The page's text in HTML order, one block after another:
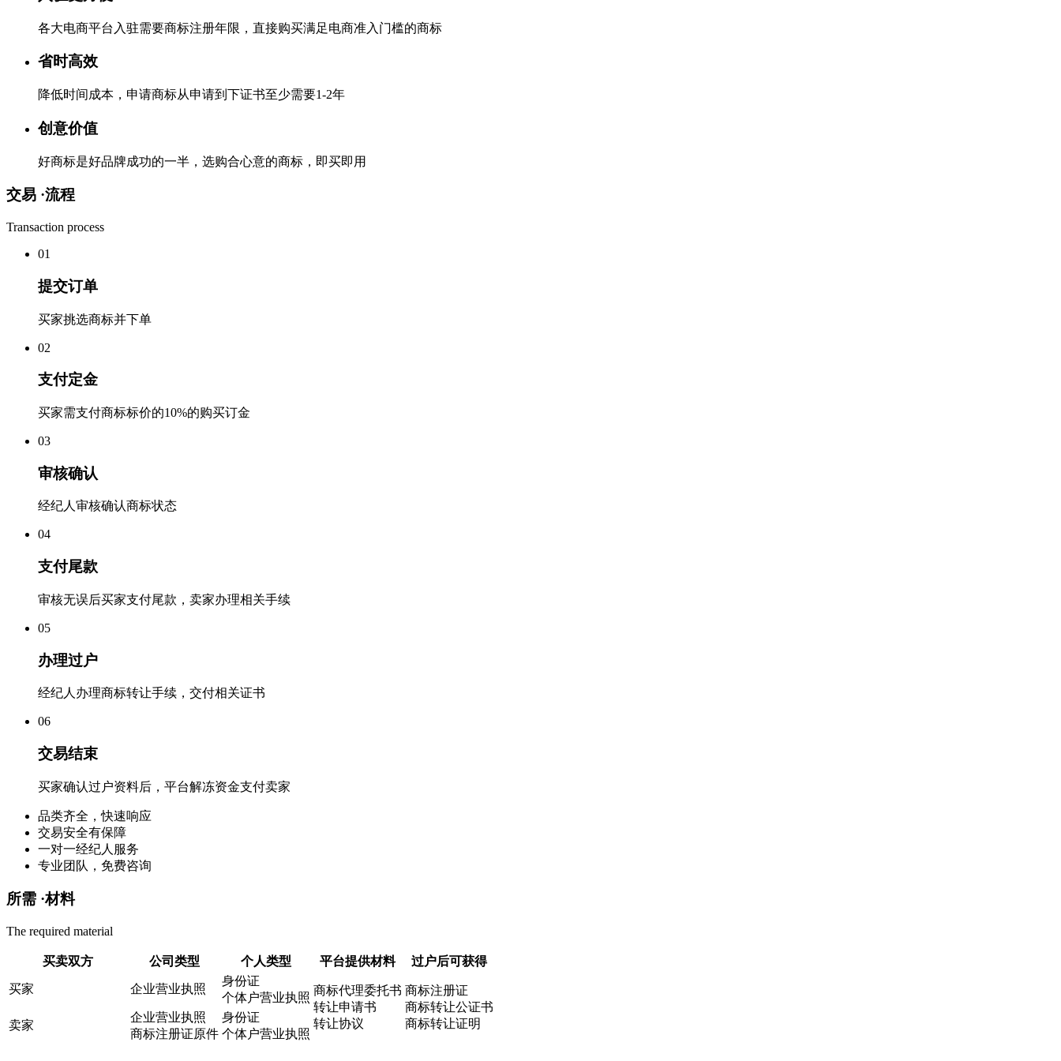
各大电商平台入驻需要商标注册年限，直接购买满足电商准入门槛的商标
省时高效
降低时间成本，申请商标从申请到下证书至少需要1-2年
创意价值
好商标是好品牌成功的一半，选购合心意的商标，即买即用
交易 ·流程
Transaction process
01
提交订单
买家挑选商标并下单
02
支付定金
买家需支付商标标价的10%的购买订金
03
审核确认
经纪人审核确认商标状态
04
支付尾款
审核无误后买家支付尾款，卖家办理相关手续
05
办理过户
经纪人办理商标转让手续，交付相关证书
06
交易结束
买家确认过户资料后，平台解冻资金支付卖家
品类齐全，快速响应
交易安全有保障
一对一经纪人服务
专业团队，免费咨询
所需 ·材料
The required material
买卖双方 公司类型 个人类型 平台提供材料 过户后可获得
买家 企业营业执照
身份证
个体户营业执照
商标代理委托书
转让申请书
转让协议
商标注册证
商标转让公证书
商标转让证明
卖家
企业营业执照
商标注册证原件
身份证
个体户营业执照